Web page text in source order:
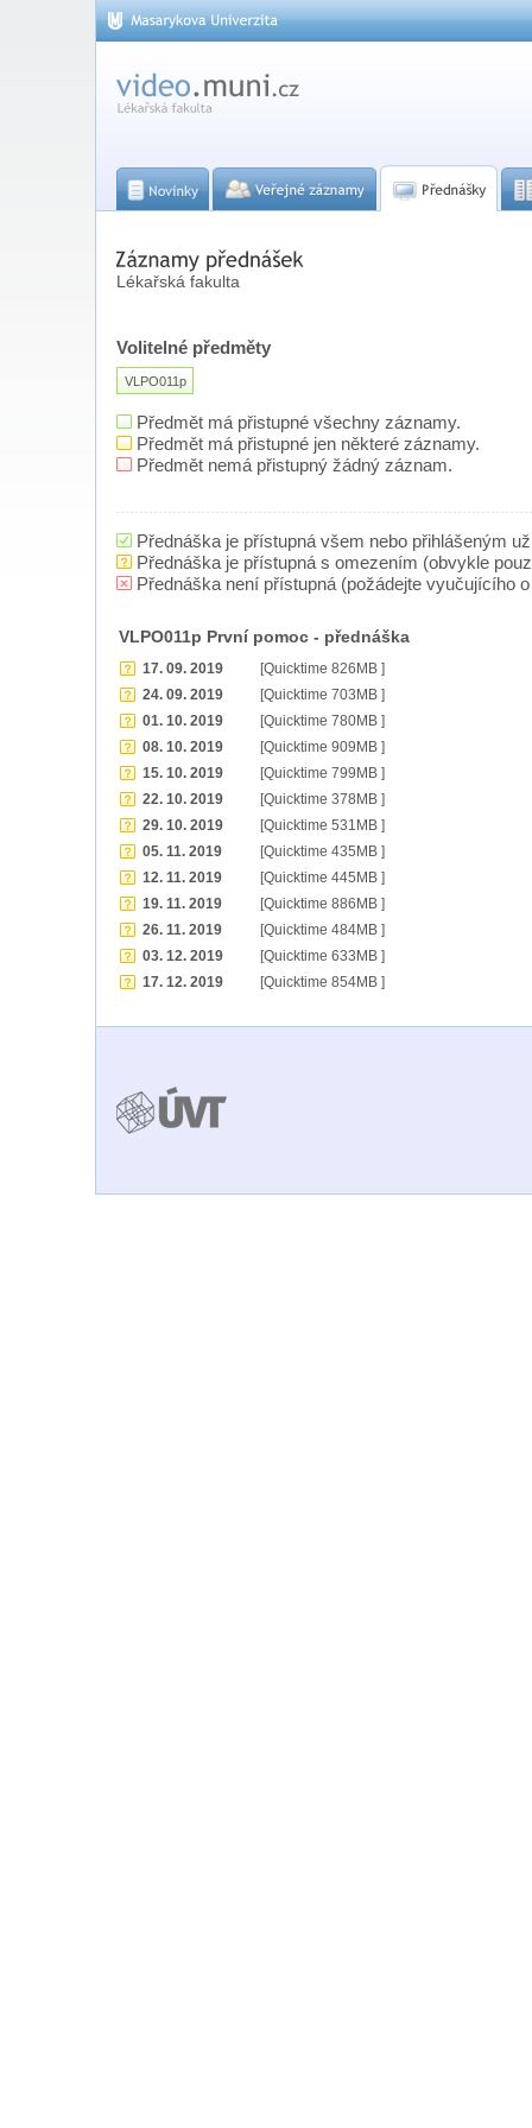
Lékařská fakulta
Volitelné předměty
VLPO011p
Předmět má přistupné všechny záznamy.
Předmět má přistupné jen některé záznamy.
Předmět nemá přistupný žádný záznam.
Přednáška je přístupná všem nebo přihlášeným
Přednáška je přístupná s omezením (obvykle
Přednáška není přístupná (požádejte vyučujícího
VLPO011p První pomoc - přednáška
17. 09. 2019
[Quicktime 826MB ]
24. 09. 2019
[Quicktime 703MB ]
01. 10. 2019
[Quicktime 780MB ]
08. 10. 2019
[Quicktime 909MB ]
15. 10. 2019
[Quicktime 799MB ]
22. 10. 2019
[Quicktime 378MB ]
29. 10. 2019
[Quicktime 531MB ]
05. 11. 2019
[Quicktime 435MB ]
12. 11. 2019
[Quicktime 445MB ]
19. 11. 2019
[Quicktime 886MB ]
26. 11. 2019
[Quicktime 484MB ]
03. 12. 2019
[Quicktime 633MB ]
17. 12. 2019
[Quicktime 854MB ]